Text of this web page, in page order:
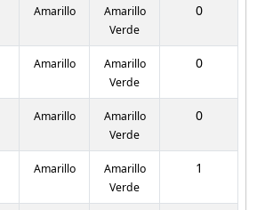
Amarillo
Amarillo
Verde
0
Amarillo
Amarillo
Verde
0
Amarillo
Amarillo
Verde
0
Amarillo
Amarillo
Verde
1